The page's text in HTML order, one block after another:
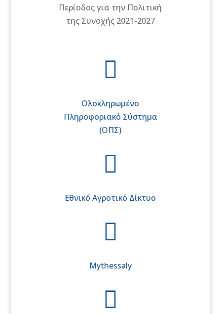
Περίοδος για την Πολιτική
της Συνοχής 2021-2027

Ολοκληρωμένο
Πληροφοριακό Σύστημα
(ΟΠΣ)

Εθνικό Αγροτικό Δίκτυο

Mythessaly
